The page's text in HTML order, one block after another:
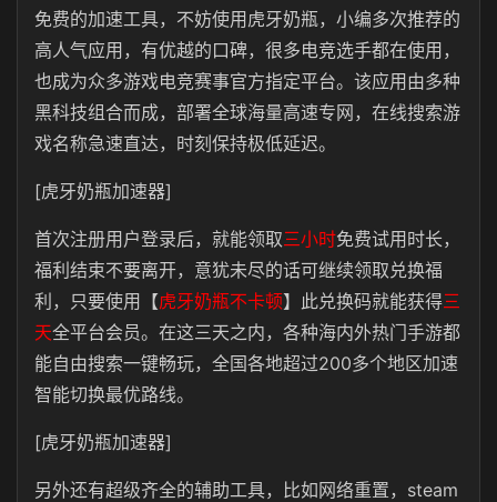
免费的加速工具，不妨使用虎牙奶瓶，小编多次推荐的
高人气应用，有优越的口碑，很多电竞选手都在使用，
也成为众多游戏电竞赛事官方指定平台。该应用由多种
黑科技组合而成，部署全球海量高速专网，在线搜索游
戏名称急速直达，时刻保持极低延迟。
[虎牙奶瓶加速器]
首次注册用户登录后，就能领取三小时免费试用时长，
福利结束不要离开，意犹未尽的话可继续领取兑换福
利，只要使用【虎牙奶瓶不卡顿】此兑换码就能获得三
天全平台会员。在这三天之内，各种海内外热门手游都
能自由搜索一键畅玩，全国各地超过200多个地区加速
智能切换最优路线。
[虎牙奶瓶加速器]
另外还有超级齐全的辅助工具，比如网络重置，steam